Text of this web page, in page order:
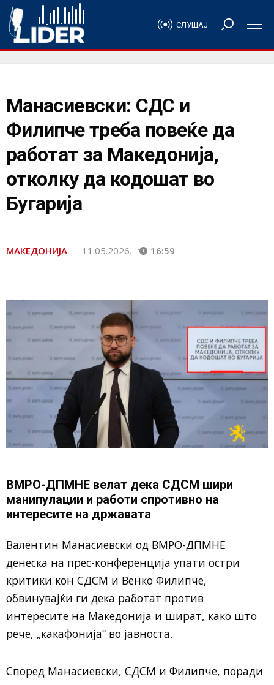
СЛУШАЈ
Манасиевски: СДС и
Филипче треба повеќе да
работат за Македонија,
отколку да кодошат во
Бугарија
МАКЕДОНИЈА 11.05.2026. 16:59
ВМРО-ДПМНЕ велат дека СДСМ шири
манипулации и работи спротивно на
интересите на државата
Валентин Манасиевски од ВМРО-ДПМНЕ
денеска на прес-конференција упати остри
критики кон СДСМ и Венко Филипче,
обвинувајќи ги дека работат против
интересите на Македонија и шират, како што
рече, „какафонија“ во јавноста.
Според Манасиевски, СДСМ и Филипче, поради